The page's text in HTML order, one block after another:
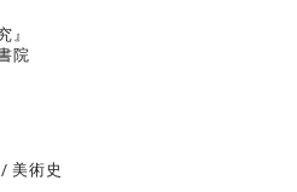
』
院
美術史